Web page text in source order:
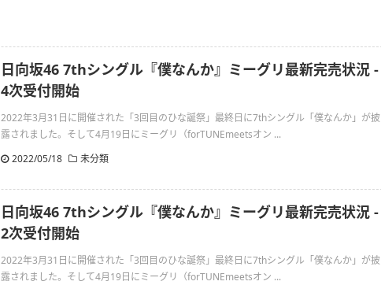
日向坂46 7thシングル『僕なんか』ミーグリ最新完売状況 -
4次受付開始
2022年3月31日に開催された「3回目のひな誕祭」最終日に7thシングル「僕なんか」が披
露されました。そして4月19日にミーグリ（forTUNEmeetsオン ...
2022/05/18
未分類
日向坂46 7thシングル『僕なんか』ミーグリ最新完売状況 -
2次受付開始
2022年3月31日に開催された「3回目のひな誕祭」最終日に7thシングル「僕なんか」が披
露されました。そして4月19日にミーグリ（forTUNEmeetsオン ...